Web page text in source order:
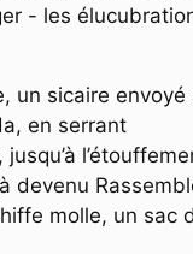
- les
un sicaire envoyé
en serrant
devenu
molle, un sac